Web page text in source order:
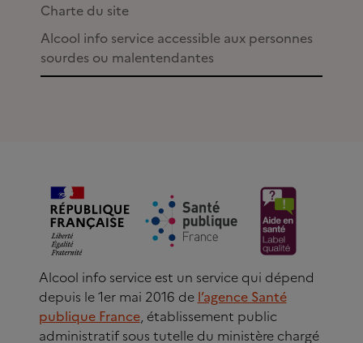
Charte du site
Alcool info service accessible aux personnes
sourdes ou malentendantes
Alcool info service est un service qui dépend
depuis le 1er mai 2016 de l’agence Santé
publique France, établissement public
administratif sous tutelle du ministère chargé